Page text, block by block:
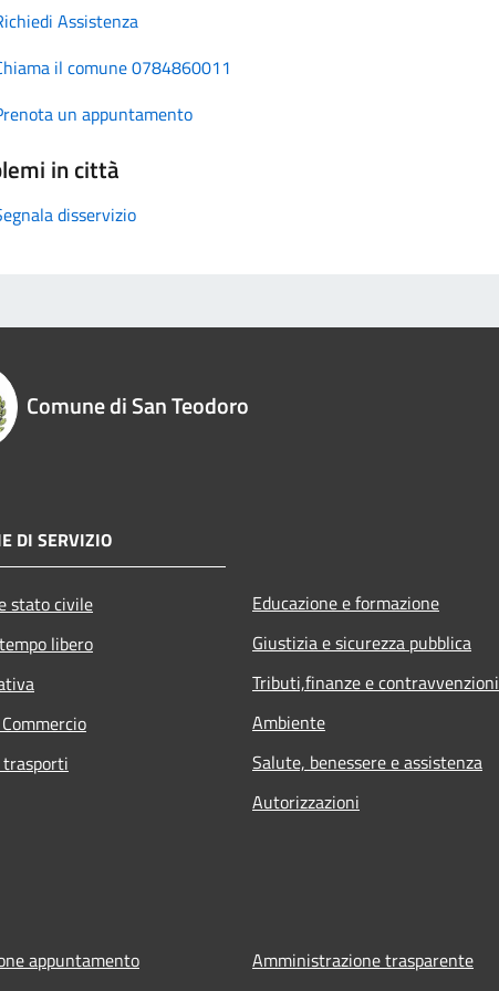
Assistenza
il comune 0784860011
un appuntamento
in città
disservizio
Comune di San Teodoro
DI SERVIZIO
stato civile
libero
Educazione e formazione
Giustizia e sicurezza pubblica
Tributi,finanze e contravvenzioni
Ambiente
Salute, benessere e assistenza
Autorizzazioni
appuntamento
Amministrazione trasparente